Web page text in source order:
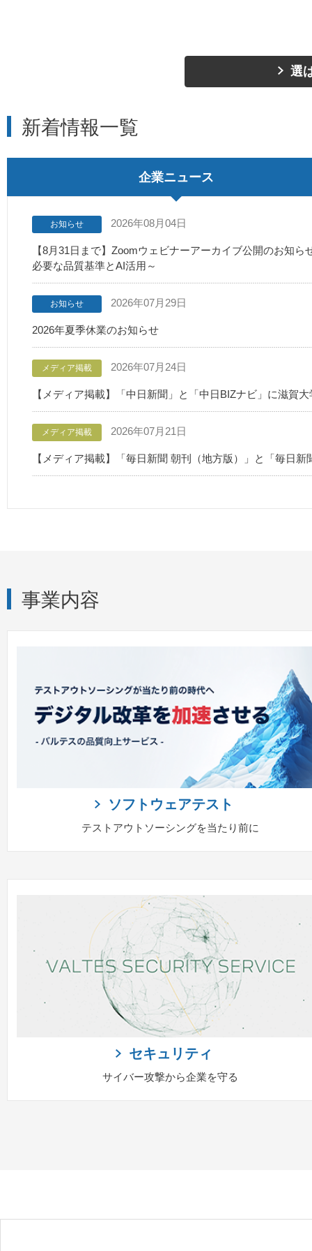
選
新着情報一覧
企業ニュース
お知らせ 2026年08月04日
【8月31日まで】Zoomウェビナーアーカイブ公開のお知
必要な品質基準とAI活用～
お知らせ 2026年07月29日
2026年夏季休業のお知らせ
メディア掲載 2026年07月24日
【メディア掲載】「中日新聞」と「中日BIZナビ」に滋賀
メディア掲載 2026年07月21日
【メディア掲載】「毎日新聞 朝刊（地方版）」と「毎日
事業内容
ソフトウェアテスト
テストアウトソーシングを当たり前に
セキュリティ
サイバー攻撃から企業を守る